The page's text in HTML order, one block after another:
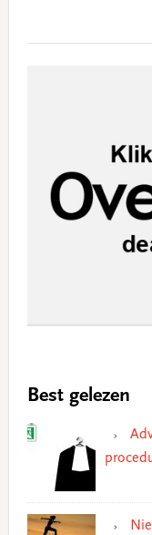
Best gelezen